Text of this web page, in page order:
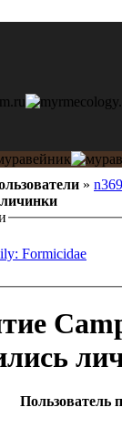
»
Formicidae
Пользователь